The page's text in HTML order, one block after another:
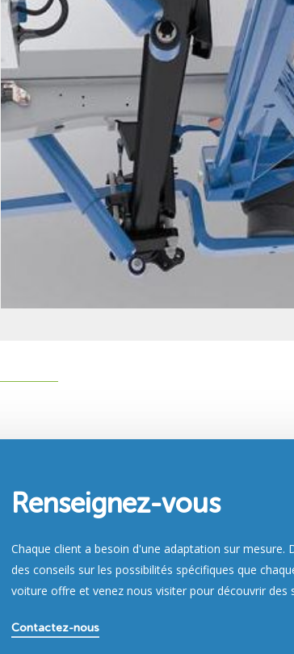
Renseignez-vous
Chaque client a besoin d'une adaptation sur mesure.
des conseils sur les possibilités spécifiques que
voiture offre et venez nous visiter pour découvrir des
Contactez-nous